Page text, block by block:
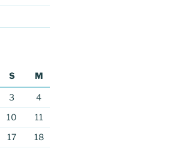
S M
3
4
10
11
17
18